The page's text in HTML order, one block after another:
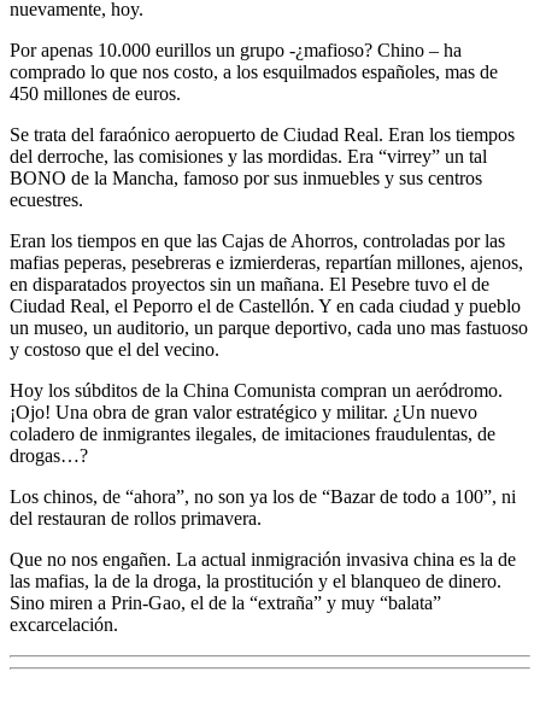
nuevamente, hoy.
Por apenas 10.000 eurillos un grupo -¿mafioso? Chino – ha
comprado lo que nos costo, a los esquilmados españoles, mas de
450 millones de euros.
Se trata del faraónico aeropuerto de Ciudad Real. Eran los tiempos
del derroche, las comisiones y las mordidas. Era “virrey” un tal
BONO de la Mancha, famoso por sus inmuebles y sus centros
ecuestres.
Eran los tiempos en que las Cajas de Ahorros, controladas por las
mafias peperas, pesebreras e izmierderas, repartían millones, ajenos,
en disparatados proyectos sin un mañana. El Pesebre tuvo el de
Ciudad Real, el Peporro el de Castellón. Y en cada ciudad y pueblo
un museo, un auditorio, un parque deportivo, cada uno mas fastuoso
y costoso que el del vecino.
Hoy los súbditos de la China Comunista compran un aeródromo.
¡Ojo! Una obra de gran valor estratégico y militar. ¿Un nuevo
coladero de inmigrantes ilegales, de imitaciones fraudulentas, de
drogas…?
Los chinos, de “ahora”, no son ya los de “Bazar de todo a 100”, ni
del restauran de rollos primavera.
Que no nos engañen. La actual inmigración invasiva china es la de
las mafias, la de la droga, la prostitución y el blanqueo de dinero.
Sino miren a Prin-Gao, el de la “extraña” y muy “balata”
excarcelación.